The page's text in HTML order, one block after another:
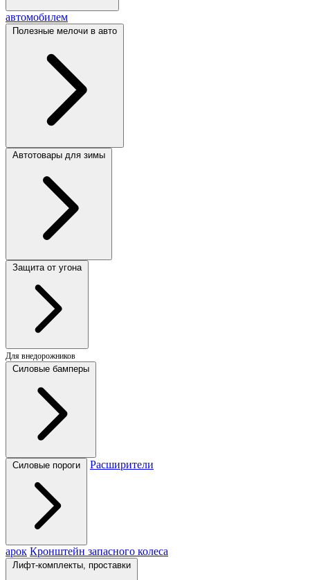
автомобилем
Полезные мелочи в авто
Автотовары для зимы
Защита от угона
Для внедорожников
Силовые бамперы
Силовые пороги Расширители
арок Кронштейн запасного колеса
Лифт-комплекты, проставки